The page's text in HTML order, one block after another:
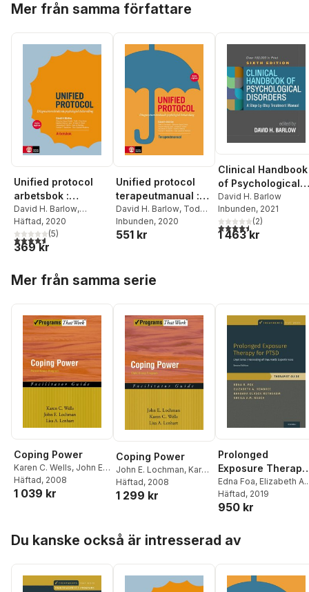
Mer från samma författare
Unified protocol
arbetsbok :
diagnosöverskrida
nde psykologisk
behandling
David H. Barlow,
Shannon Sauer-Zavala
Todd J. Farchione
Heather K. Ellard
T. Boettcher, Clair
Häftad, 2020
4,6utav 5 stjärnor. Totalt antal röster:
(5)
369 kr
Unified protocol
terapeutmanual :
diagnosöverskrida
nde psykologisk
behandling
David H. Barlow, Todd
J. Farchione,Shannon
Sauer-Zavala
Hannah T. Boettcher
Inbunden, 2020
551 kr
Clinical Handbook
of Psychological
Disorders, Sixth
Edition
David H. Barlow
Inbunden, 2021
4,5utav 5 stjärnor.
(2)
1 463 kr
Mer från samma serie
Coping Power
Karen C. Wells, John E.
Lochman,Lisa A.
Lenhart
Häftad, 2008
1 039 kr
Coping Power
John E. Lochman, Karen
C. Wells ,Lisa A. Lenhart
Häftad, 2008
1 299 kr
Prolonged
Exposure Therapy
for PTSD
Edna Foa, Elizabeth A.
Hembree,Barbara
Olasov Rothbaum
Häftad, 2019
950 kr
Du kanske också är intresserad av